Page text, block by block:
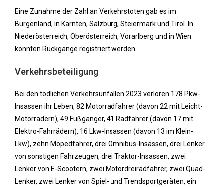
Eine Zunahme der Zahl an Verkehrstoten gab es im
Burgenland, in Kärnten, Salzburg, Steiermark und Tirol. In
Niederösterreich, Oberösterreich, Vorarlberg und in Wien
konnten Rückgänge registriert werden.
Verkehrsbeteiligung
Bei den tödlichen Verkehrsunfällen 2023 verloren 178 Pkw-
Insassen ihr Leben, 82 Motorradfahrer (davon 22 mit Leicht-
Motorrädern), 49 Fußgänger, 41 Radfahrer (davon 17 mit
Elektro-Fahrrädern), 16 Lkw-Insassen (davon 13 im Klein-
Lkw), zehn Mopedfahrer, drei Omnibus-Insassen, drei Lenker
von sonstigen Fahrzeugen, drei Traktor-Insassen, zwei
Lenker von E-Scootern, zwei Motordreiradfahrer, zwei Quad-
Lenker, zwei Lenker von Spiel- und Trendsportgeräten, ein